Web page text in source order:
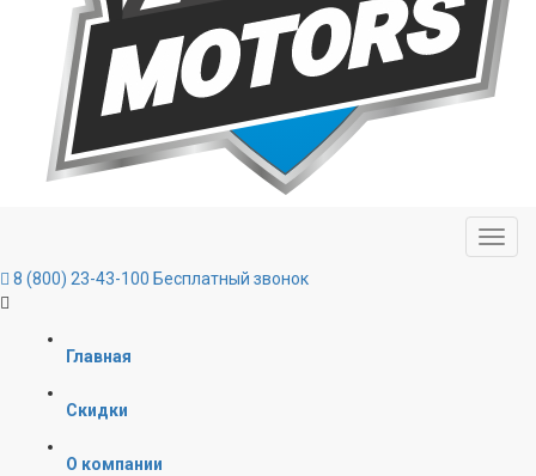
8 (800) 23-43-100 Бесплатный звонок
Главная
Скидки
О компании